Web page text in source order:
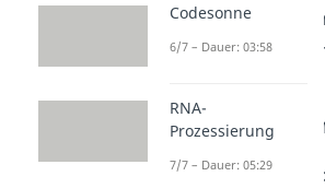
Nährstoffen in
Abwasser
Blaue
Die blaue
Codesonne
6/7 – Dauer: 03:58
RNA-
Prozessierung
7/7 – Dauer: 05:29